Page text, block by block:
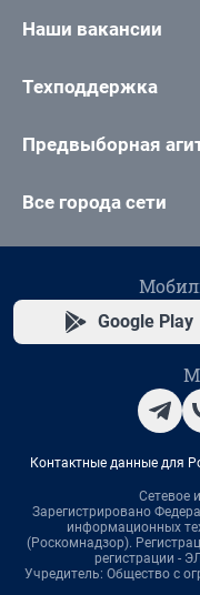
Наши вакансии
Техподдержка
Предвыборная
Все города сети
Google Play
Контактные данные для
Сетевое
Зарегистрировано
информационных
(Роскомнадзор).
регистрации -
Учредитель: Общество с